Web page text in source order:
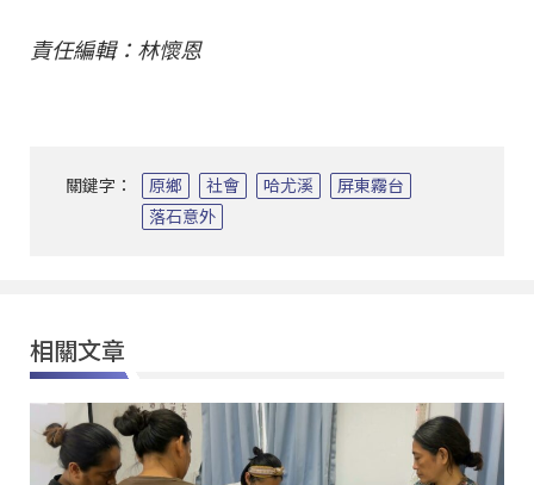
責任編輯：林懷恩
關鍵字： 原鄉 社會 哈尤溪
屏東霧台
落石意外
相關文章